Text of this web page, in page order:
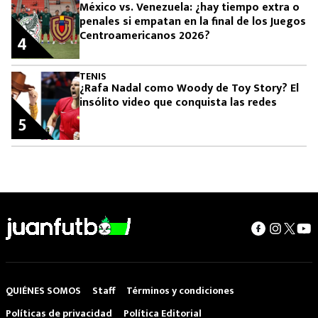
México vs. Venezuela: ¿hay tiempo extra o
penales si empatan en la final de los Juegos
Centroamericanos 2026?
4
TENIS
¿Rafa Nadal como Woody de Toy Story? El
insólito video que conquista las redes
5
QUIÉNES SOMOS Staff
Términos y condiciones
Políticas de privacidad
Política Editorial